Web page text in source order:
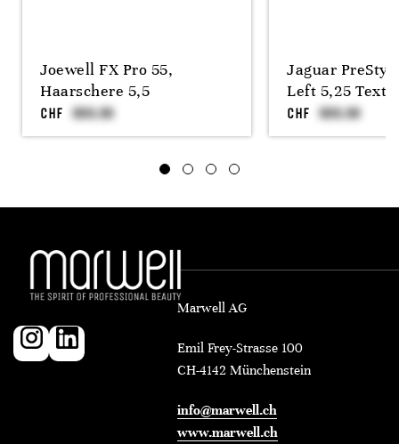
Joewell FX Pro 55,
Haarschere 5,5
CHF
Jaguar
Left 5,25
CHF
Marwell AG
Emil Frey-Strasse 100
CH-4142 Münchenstein
info@marwell.ch
www.marwell.ch